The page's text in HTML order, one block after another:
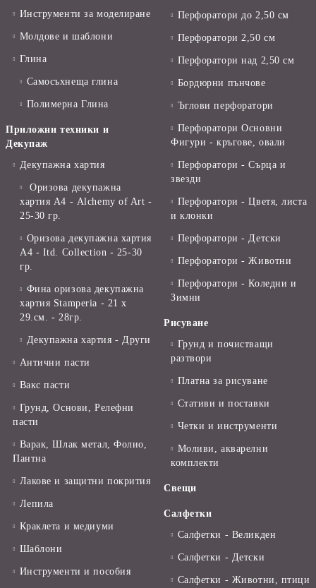
Инструменти за моделиране
Молдове и шаблони
Глина
Самосъхнеща глина
Полимерна Глина
Приложни техники и
Декупаж
Декупажна хартия
Оризова декупажна
хартия А4 - Alchemy of Art -
25-30 гр.
Оризова декупажна хартия
А4 - Itd. Collection - 25-30
гр.
Фина оризова декупажна
хартия Stamperia - 21 х
29.см. - 28гр.
Декупажна хартия - Други
Антични пасти
Вакс пасти
Грунд, Основи, Релефни
пасти
Варак, Шлак метал, Фолио,
Пантна
Лакове и защитни покрития
Лепила
Краклета и медиуми
Шаблони
Инструменти и пособия
Перфоратори до 2,50 см
Перфоратори 2,50 см
Перфоратори над 2,50 см
Бордюрни пънчове
Ъглови перфоратори
Перфоратори Основни
Фигури - кръгове, овали
Перфоратори - Сърца и
звезди
Перфоратори - Цветя, листа
и клонки
Перфоратори - Детски
Перфоратори - Животни
Перфоратори - Коледни и
Зимни
Рисуване
Грунд и почистващи
разтвори
Платна за рисуване
Стативи и поставки
Четки и инструменти
Моливи, акварелни
комплекти
Свещи
Салфетки
Салфетки - Великден
Салфетки - Детски
Салфетки - Животни, птици